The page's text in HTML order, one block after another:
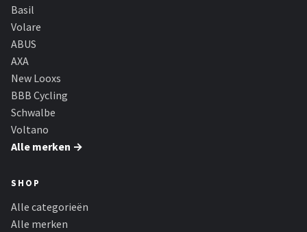
Basil
Volare
ABUS
AXA
New Looxs
BBB Cycling
Schwalbe
Voltano
Alle merken →
SHOP
Alle categorieën
Alle merken